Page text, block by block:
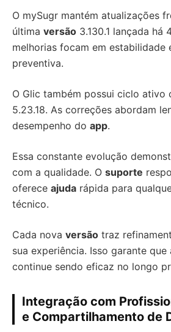
O mySugr mantém atualizações
última versão 3.130.1 lançada há
melhorias focam em estabilidade
preventiva.
O Glic também possui ciclo ativo
5.23.18. As correções abordam
desempenho do app.
Essa constante evolução
com a qualidade. O suporte
oferece ajuda rápida para
técnico.
Cada nova versão traz
sua experiência. Isso garante que
continue sendo eficaz no longo
Integração com
e Compartilhamento de